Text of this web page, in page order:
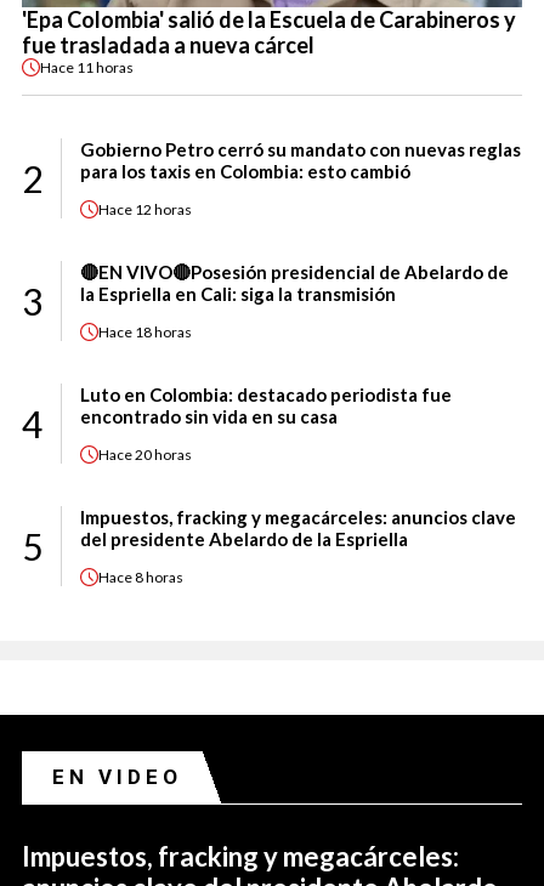
'Epa Colombia' salió de la Escuela de Carabineros y
fue trasladada a nueva cárcel
Hace 11 horas
2
Gobierno Petro cerró su mandato con nuevas reglas
para los taxis en Colombia: esto cambió
Hace 12 horas
3
🔴EN VIVO🔴Posesión presidencial de Abelardo de
la Espriella en Cali: siga la transmisión
Hace 18 horas
4
Luto en Colombia: destacado periodista fue
encontrado sin vida en su casa
Hace20 horas
5
Impuestos, fracking y megacárceles: anuncios clave
del presidente Abelardo de la Espriella
Hace8 horas
EN VIDEO
Impuestos, fracking y megacárceles: